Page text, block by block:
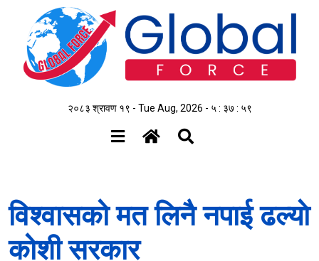
२०८३ श्रावण १९ - Tue Aug, 2026 - ५ : ३८ : ००
विश्वासको मत लिनै नपाई ढल्याे
कोशी सरकार